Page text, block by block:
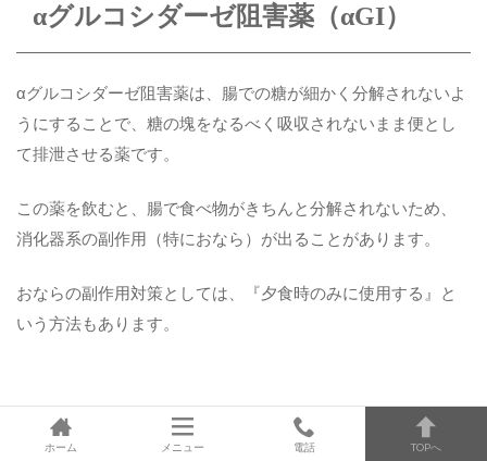
αグルコシダーゼ阻害薬（αGI）
αグルコシダーゼ阻害薬は、腸での糖が細かく分解されないよ
うにすることで、糖の塊をなるべく吸収されないまま便とし
て排泄させる薬です。
この薬を飲むと、腸で食べ物がきちんと分解されないため、
消化器系の副作用（特におなら）が出ることがあります。
おならの副作用対策としては、『夕食時のみに使用する』と
いう方法もあります。
αGI薬の種類：
ホーム メニュー 電話 TOPへ